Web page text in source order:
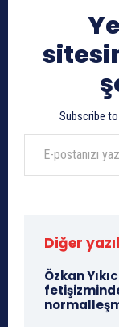
Subscribe
E-postanızı yazın…
Diğer
Özkan